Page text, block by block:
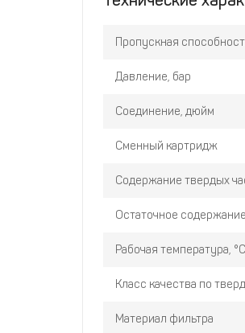
Пропускная
Давление, бар
Соединение, дюйм
Сменный картридж
Содержание твердых
Остаточное
Рабочая температура, °С
Класс качества по
Материал фильтра